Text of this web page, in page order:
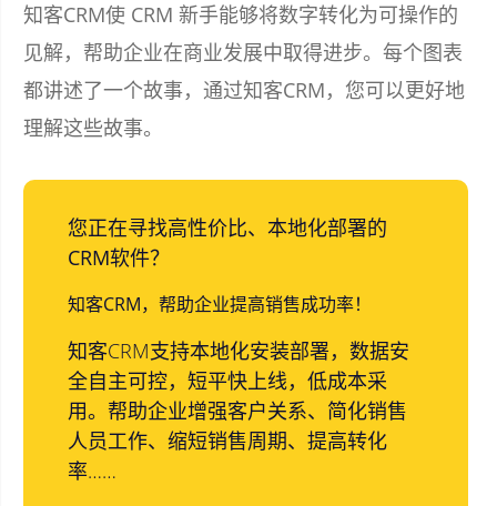
知客CRM使 CRM 新手能够将数字转化为可操作的
见解，帮助企业在商业发展中取得进步。每个图表
都讲述了一个故事，通过知客CRM，您可以更好地
理解这些故事。
您正在寻找高性价比、本地化部署的
CRM软件？
知客CRM，帮助企业提高销售成功率！
知客CRM支持本地化安装部署，数据安
全自主可控，短平快上线，低成本采
用。帮助企业增强客户关系、简化销售
人员工作、缩短销售周期、提高转化
率……